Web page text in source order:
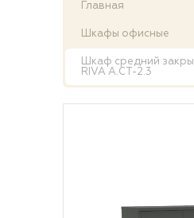
Главная
Шкафы офисные
Шкаф средний
RIVA А.СТ-2.3